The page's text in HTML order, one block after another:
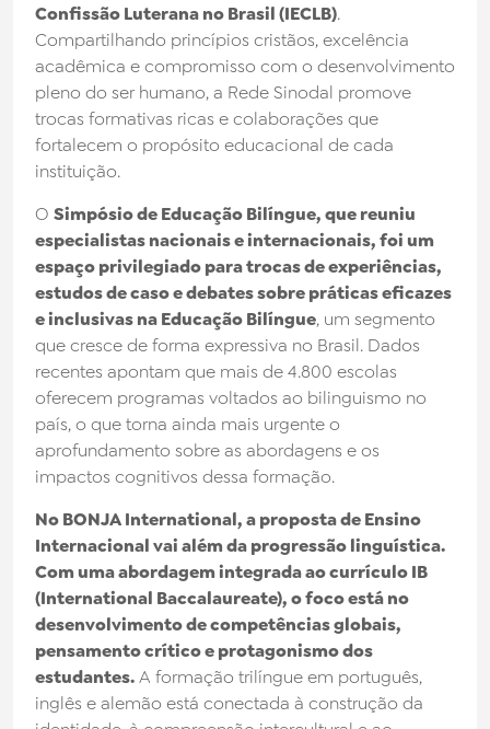
Confissão Luterana no Brasil (IECLB).
Compartilhando princípios cristãos, excelência
acadêmica e compromisso com o desenvolvimento
pleno do ser humano, a Rede Sinodal promove
trocas formativas ricas e colaborações que
fortalecem o propósito educacional de cada
instituição.
O Simpósio de Educação Bilíngue, que reuniu
especialistas nacionais e internacionais, foi um
espaço privilegiado para trocas de experiências,
estudos de caso e debates sobre práticas eficazes
e inclusivas na Educação Bilíngue, um segmento
que cresce de forma expressiva no Brasil. Dados
recentes apontam que mais de 4.800 escolas
oferecem programas voltados ao bilinguismo no
país, o que torna ainda mais urgente o
aprofundamento sobre as abordagens e os
impactos cognitivos dessa formação.
No BONJA International, a proposta de Ensino
Internacional vai além da progressão linguística.
Com uma abordagem integrada ao currículo IB
(International Baccalaureate), o foco está no
desenvolvimento de competências globais,
pensamento crítico e protagonismo dos
estudantes.A formação trilíngue em português,
inglês e alemão está conectada à construção da